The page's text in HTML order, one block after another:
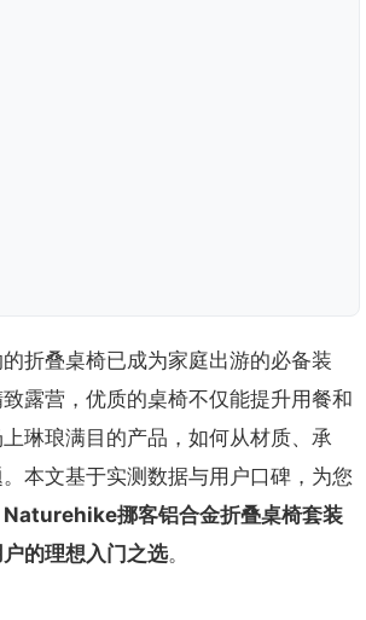
折叠桌椅已成为家庭出游的必备装
露营，优质的桌椅不仅能提升用餐和
琳琅满目的产品，如何从材质、承
本文基于实测数据与用户口碑，为您
挪客铝合金折叠桌椅套装
的理想入门之选。